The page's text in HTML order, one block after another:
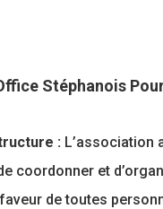
Stéphanois
:L’association
coordonner et
de toutes